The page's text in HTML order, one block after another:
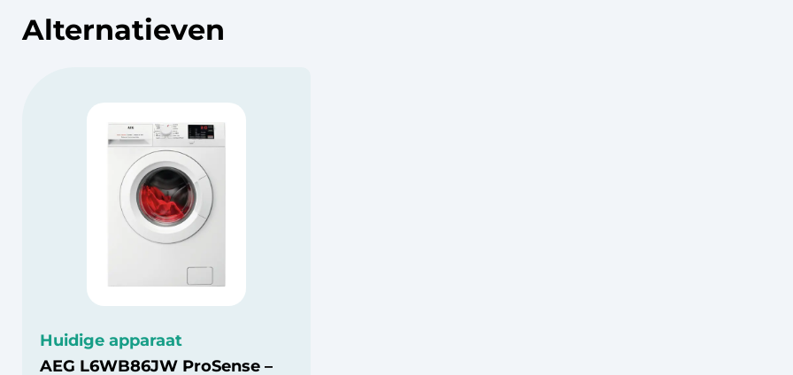
Alternatieven
Huidige apparaat
AEG L6WB86JW ProSense –